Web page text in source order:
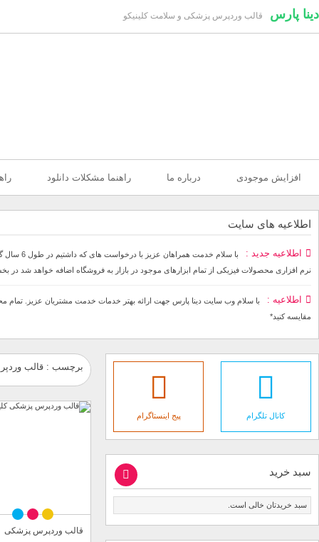
دینا پارس قالب وردپرس پزشکی و سلامت کلینیکو
افزایش موجودی درباره ما راهنما مشکلات دانلود
اطلاعیه های سایت
اطلاعیه جدید
با
نرم افزاری محصولات فیزیکی از تمام ابزارهای موجود در بازار به فروشگاه اضافه خواهد شد در
اطلاعیه
مقایسه کنید*
برچسب : قالب
قالب وردپرس پزشکی
کانال تلگرام پیج اینستاگرام
سبد خرید
سبد خریدتان خالی است.